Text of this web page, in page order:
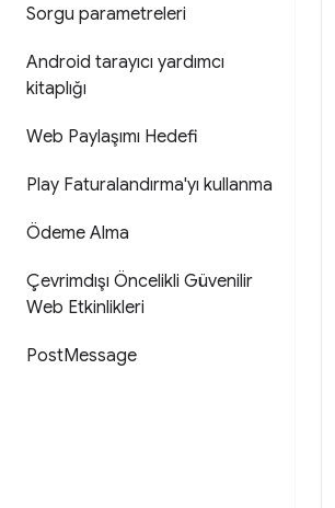
Sorgu parametreleri
Android tarayıcı yardımcı
kitaplığı
Web Paylaşımı Hedefi
Play Faturalandırma'yı kullanma
Ödeme Alma
Çevrimdışı Öncelikli Güvenilir
Web Etkinlikleri
PostMessage